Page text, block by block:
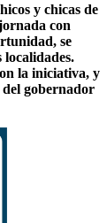
y chicas de
con
se
localidades.
la iniciativa, y
gobernador